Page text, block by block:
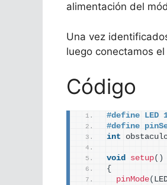
alimentación del
Una vez
luego conectamos
Código
#define LED
#define
int
void setup()
{
pinMode(